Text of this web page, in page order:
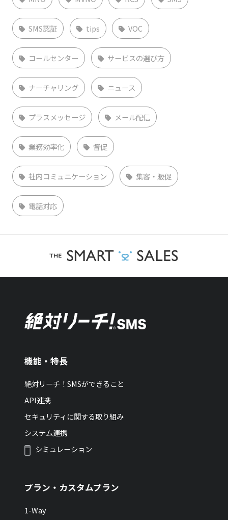
SMS認証 tips VOC
コールセンター サービスの選び方
ナーチャリング ニュース
プラスメッセージ メール配信
業務効率化 督促
社内コミュニケーション 集客・販促
電話対応
機能・特長
絶対リーチ！SMSができること
API連携
セキュリティに関する取り組み
システム連携
シミュレーション
プラン・カスタムプラン
1-Way